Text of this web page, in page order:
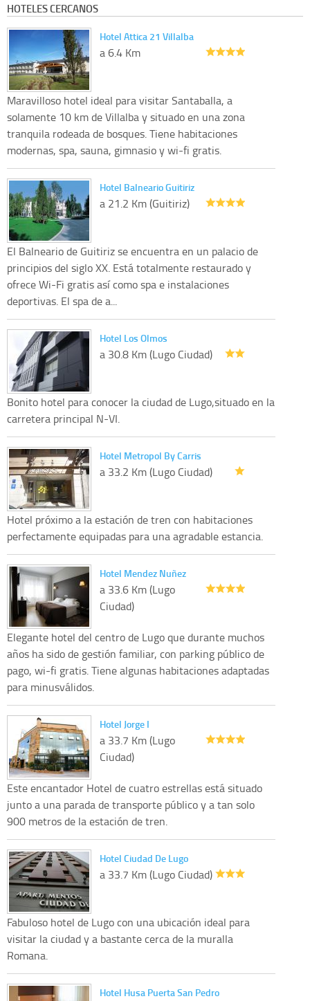
HOTELES CERCANOS
Hotel Attica 21 Villalba
a 6.4 Km
Maravilloso hotel ideal para visitar Santaballa, a
solamente 10 km de Villalba y situado en una zona
tranquila rodeada de bosques. Tiene habitaciones
modernas, spa, sauna, gimnasio y wi-fi gratis.
Hotel Balneario Guitiriz
a 21.2 Km (Guitiriz)
El Balneario de Guitiriz se encuentra en un palacio de
principios del siglo XX. Está totalmente restaurado y
ofrece Wi-Fi gratis así como spa e instalaciones
deportivas. El spa de a...
Hotel Los Olmos
a 30.8 Km (Lugo Ciudad)
Bonito hotel para conocer la ciudad de Lugo,situado en la
carretera principal N-VI.
Hotel Metropol By Carris
a 33.2 Km (Lugo Ciudad)
Hotel próximo a la estación de tren con habitaciones
perfectamente equipadas para una agradable estancia.
Hotel Mendez Nuñez
a 33.6 Km (Lugo
Ciudad)
Elegante hotel del centro de Lugo que durante muchos
años ha sido de gestión familiar, con parking público de
pago, wi-fi gratis. Tiene algunas habitaciones adaptadas
para minusválidos.
Hotel Jorge I
a 33.7 Km (Lugo
Ciudad)
Este encantador Hotel de cuatro estrellas está situado
junto a una parada de transporte público y a tan solo
900 metros de la estación de tren.
Hotel Ciudad De Lugo
a 33.7 Km (Lugo Ciudad)
Fabuloso hotel de Lugo con una ubicación ideal para
visitar la ciudad y a bastante cerca de la muralla
Romana.
Hotel Husa Puerta San Pedro